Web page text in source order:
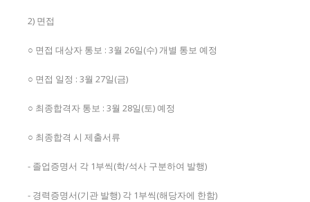
2) 면접
○ 면접 대상자 통보 : 3월 26일(수) 개별 통보 예정
○ 면접 일정 : 3월 27일(금)
○ 최종합격자 통보 : 3월 28일(토) 예정
○ 최종합격 시 제출서류
- 졸업증명서 각 1부씩(학/석사 구분하여 발행)
- 경력증명서(기관 발행) 각 1부씩(해당자에 한함)